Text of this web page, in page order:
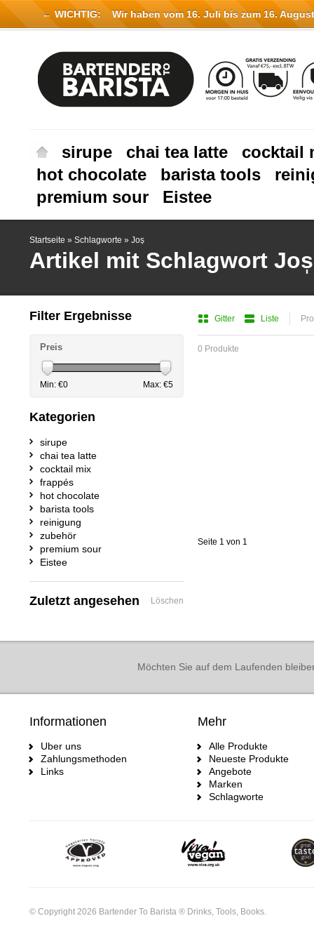
sirupe chai tea latte
cocktail
hot chocolate
barista tools
premium sour
Eistee
Startseite » Schlagworte » Jos̩
Artikel mit Schlagwort Jos̩
Gitter Liste
0 Produkte
Seite 1 von 1
Filter Ergebnisse
Preis
Min: €0 Max: €5
Kategorien
sirupe
chai tea latte
cocktail mix
frappés
hot chocolate
barista tools
reinigung
zubehör
premium sour
Eistee
Zuletzt angesehen Löschen
Möchten Sie auf dem Laufenden
Informationen
Uber uns
Zahlungsmethoden
Links
Mehr
Alle Produkte
Neueste Produkte
Angebote
Marken
Schlagworte
© Copyright 2026 Bartender To Barista ® Drinks, Tools, Books.
← WICHTIG: Wir haben vom 16. Juli bis zum 16.